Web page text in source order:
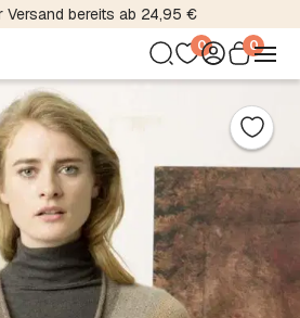
und Farbvariationen
0 0